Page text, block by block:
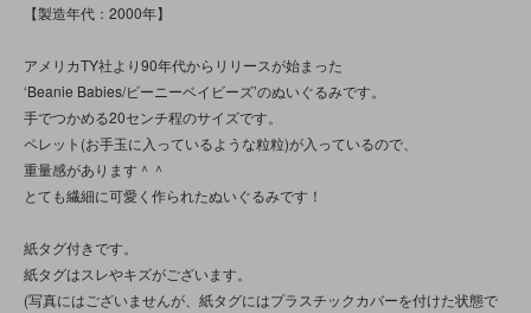
【製造年代：2000年】
アメリカTY社より90年代からリリースが始まった
‘Beanie Babies/ビーニーベイビーズ’のぬいぐるみです。
手でつかめる20センチ程のサイズです。
ペレット(お手玉に入っているような粒粒)が入っているので、
重量感があります＾＾
とても繊細に可愛く作られたぬいぐるみです！
紙タグ付きです。
紙タグはスレやキズがございます。
(写真にはございませんが、紙タグにはプラスチックカバーを付けた状態で